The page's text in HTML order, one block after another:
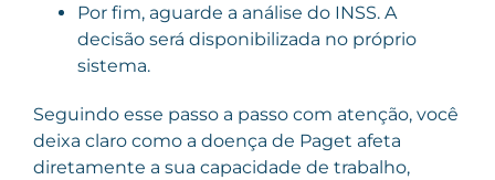
Por fim, aguarde a análise do INSS. A
decisão será disponibilizada no próprio
sistema.
Seguindo esse passo a passo com atenção, você
deixa claro como a doença de Paget afeta
diretamente a sua capacidade de trabalho,